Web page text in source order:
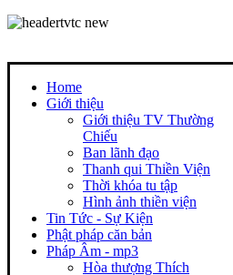
Home
Giới thiệu
Giới thiệu TV Thường
Chiếu
Ban lãnh đạo
Thanh qui Thiền Viện
Thời khóa tu tập
Hình ảnh thiền viện
Tin Tức - Sự Kiện
Phật pháp căn bản
Pháp Âm - mp3
Hòa thượng Thích